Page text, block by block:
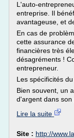
L'auto-
entreprise. Il
avantageuse, et
En cas de
cette assurance
financières très
désagréments !
entrepreneur.
Les spécificités
Bien souvent, un
d'argent dans son
Lire la suite
Site : http://